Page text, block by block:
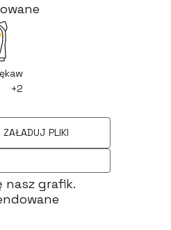
+2
ZAŁADUJ PLIKI
nasz grafik.